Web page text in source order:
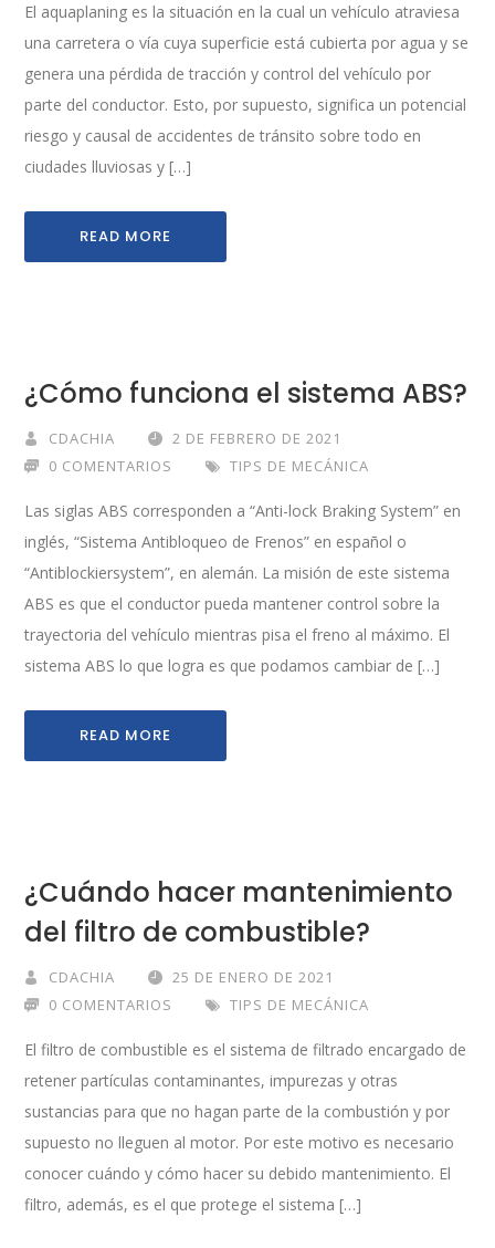
El aquaplaning es la situación en la cual un vehículo atraviesa
una carretera o vía cuya superficie está cubierta por agua y se
genera una pérdida de tracción y control del vehículo por
parte del conductor. Esto, por supuesto, significa un potencial
riesgo y causal de accidentes de tránsito sobre todo en
ciudades lluviosas y […]
READ MORE
¿Cómo funciona el sistema ABS?
CDACHIA
2 DE FEBRERO DE 2021
0 COMENTARIOS
TIPS DE MECÁNICA
Las siglas ABS corresponden a “Anti-lock Braking System” en
inglés, “Sistema Antibloqueo de Frenos” en español o
“Antiblockiersystem”, en alemán. La misión de este sistema
ABS es que el conductor pueda mantener control sobre la
trayectoria del vehículo mientras pisa el freno al máximo. El
sistema ABS lo que logra es que podamos cambiar de […]
READ MORE
¿Cuándo hacer mantenimiento
del filtro de combustible?
CDACHIA
25 DE ENERO DE 2021
0 COMENTARIOS
TIPS DE MECÁNICA
El filtro de combustible es el sistema de filtrado encargado de
retener partículas contaminantes, impurezas y otras
sustancias para que no hagan parte de la combustión y por
supuesto no lleguen al motor. Por este motivo es necesario
conocer cuándo y cómo hacer su debido mantenimiento. El
filtro, además, es el que protege el sistema […]